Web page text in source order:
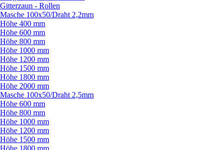
Gitterzaun - Rollen
Masche 100x50/Draht 2,2mm
Höhe 400 mm
Höhe 600 mm
Höhe 800 mm
Höhe 1000 mm
Höhe 1200 mm
Höhe 1500 mm
Höhe 1800 mm
Höhe 2000 mm
Masche 100x50/Draht 2,5mm
Höhe 600 mm
Höhe 800 mm
Höhe 1000 mm
Höhe 1200 mm
Höhe 1500 mm
Höhe 1800 mm